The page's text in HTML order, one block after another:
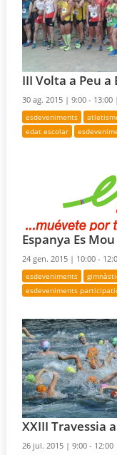
III Volta a Peu
30 ag. 2015 |9:00 - 13:00 |
esdeveniments
edat escolar
Espanya Es
24 gen. 2015 | 10:00 -
esdeveniments
esdeveniments
XXIII Travessia
26 jul. 2015 |9:00 - 12:00